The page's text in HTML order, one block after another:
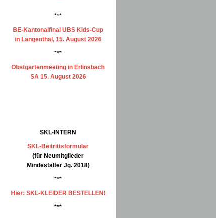
***
BE-Kantonalfinal UBS Kids-Cup
in Langenthal, 15. August 2026
***
Obstgartenmeeting in Erlinsbach
SA 15. August 2026
SKL-INTERN
SKL-Beitrittsformular
(für Neumitglieder
Mindestalter Jg. 2018)
***
Hier: SKL-KLEIDER BESTELLEN!
***